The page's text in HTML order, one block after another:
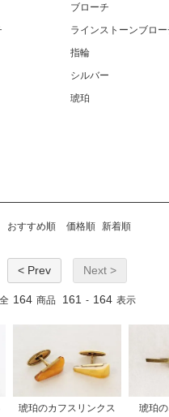
ブローチ
ラインストーンブロー
指輪
シルバー
琥珀
おすすめ順 価格順 新着順
< Prev Next >
全 164 商品 161 - 164 表示
琥珀のカフスリンクス
琥珀